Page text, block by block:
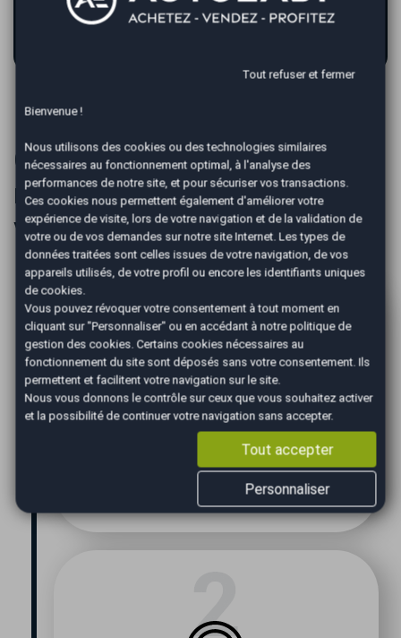
Comment se déroule le
rendez-vous pour vendre
votre voiture avec AutoEasy ?
Estimation
Complétez le formulaire pour effectuer votre
demande de vente de votre voiture
Tout refuser et fermer
Bienvenue !
Nous utilisons des cookies ou des technologies similaires
nécessaires au fonctionnement optimal, à l'analyse des
performances de notre site, et pour sécuriser vos transactions.
Ces cookies nous permettent également d'améliorer votre
expérience de visite, lors de votre navigation et de la validation de
votre ou de vos demandes sur notre site Internet. Les types de
données traitées sont celles issues de votre navigation, de vos
appareils utilisés, de votre profil ou encore les identifiants uniques
de cookies.
Vous pouvez révoquer votre consentement à tout moment en
cliquant sur "Personnaliser" ou en accédant à notre politique de
gestion des cookies. Certains cookies nécessaires au
fonctionnement du site sont déposés sans votre consentement. Ils
permettent et facilitent votre navigation sur le site.
Nous vous donnons le contrôle sur ceux que vous souhaitez activer
et la possibilité de continuer votre navigation sans accepter.
Tout accepter
Personnaliser